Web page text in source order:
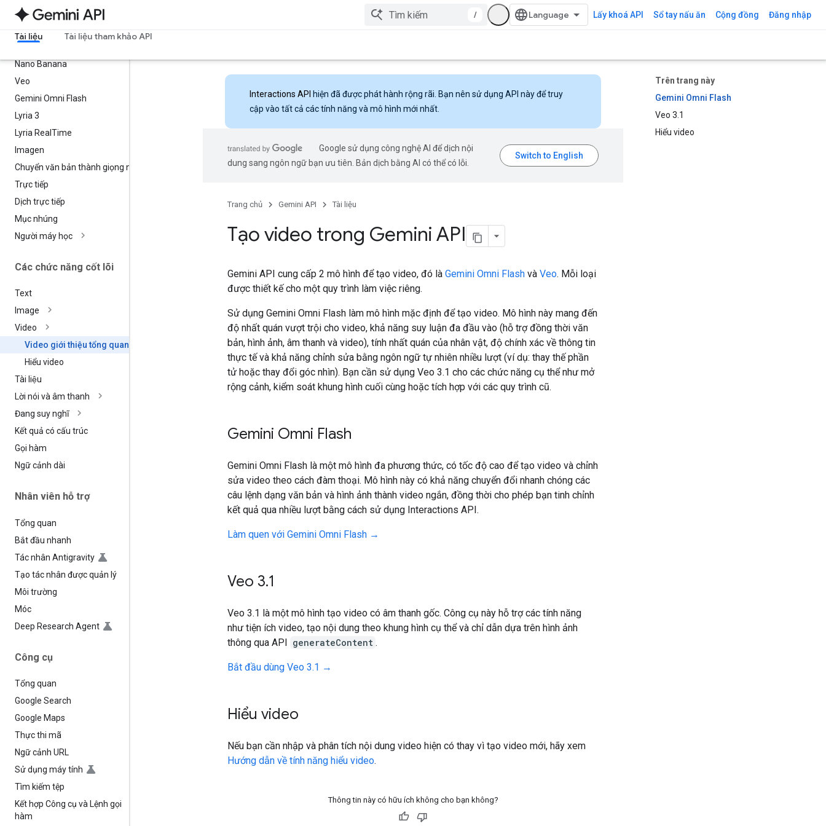
/ Lấy khoá API Sổ tay nấu ăn Cộng đồng Đăng nhập
Tài liệu Tài liệu tham khảo API
Nano Banana
Veo
Gemini Omni Flash
Lyria 3
Lyria Real Time
Imagen
Chuyển văn bản thành giọng nói
Trực tiếp
Dịch trực tiếp
Mục nhúng
Người máy học
Các chức năng cốt lõi
Text
Image
Video
Video giới thiệu tổng quan
Hiểu video
Tài liệu
Lời nói và âm thanh
Đang suy nghĩ
Kết quả có cấu trúc
Gọi hàm
Ngữ cảnh dài
Nhân viên hỗ trợ
Tổng quan
Bắt đầu nhanh
Tác nhân Antigravity
Tạo tác nhân được quản lý
Môi trường
Móc
Deep Research Agent
Công cụ
Tổng quan
Google Search
Google Maps
Thực thi mã
Ngữ cảnh URL
Sử dụng máy tính
Tìm kiếm tệp
Kết hợp Công cụ và Lệnh gọi
hàm
Trên trang này
Gemini Omni Flash
Veo 3.1
Hiểu video
Interactions API hiện đã được phát hành rộng rãi. Bạn nên sử dụng API này để truy
cập vào tất cả các tính năng và mô hình mới nhất.
Google sử dụng công nghệ AI để dịch nội
dung sang ngôn ngữ bạn ưu tiên. Bản dịch bằng AI có thể có lỗi.
Trang chủ Gemini API Tài liệu
Tạo video trong Gemini API
Gemini API cung cấp 2 mô hình để tạo video, đó là Gemini Omni Flash và Veo. Mỗi loại
được thiết kế cho một quy trình làm việc riêng.
Sử dụng Gemini Omni Flash làm mô hình mặc định để tạo video. Mô hình này mang đến
độ nhất quán vượt trội cho video, khả năng suy luận đa đầu vào (hỗ trợ đồng thời văn
bản, hình ảnh, âm thanh và video), tính nhất quán của nhân vật, độ chính xác về thông tin
thực tế và khả năng chỉnh sửa bằng ngôn ngữ tự nhiên nhiều lượt (ví dụ: thay thế phần
tử hoặc thay đổi góc nhìn). Bạn cần sử dụng Veo 3.1 cho các chức năng cụ thể như mở
rộng cảnh, kiểm soát khung hình cuối cùng hoặc tích hợp với các quy trình cũ.
Gemini Omni Flash
Gemini Omni Flash là một mô hình đa phương thức, có tốc độ cao để tạo video và chỉnh
sửa video theo cách đàm thoại. Mô hình này có khả năng chuyển đổi nhanh chóng các
câu lệnh dạng văn bản và hình ảnh thành video ngắn, đồng thời cho phép bạn tinh chỉnh
kết quả qua nhiều lượt bằng cách sử dụng Interactions API.
Làm quen với Gemini Omni Flash →
Veo 3.1
Veo 3.1 là một mô hình tạo video có âm thanh gốc. Công cụ này hỗ trợ các tính năng
như tiện ích video, tạo nội dung theo khung hình cụ thể và chỉ dẫn dựa trên hình ảnh
thông qua API generateContent .
Bắt đầu dùng Veo 3.1 →
Hiểu video
Nếu bạn cần nhập và phân tích nội dung video hiện có thay vì tạo video mới, hãy xem
Hướng dẫn về tính năng hiểu video.
Thông tin này có hữu ích không cho bạn không?